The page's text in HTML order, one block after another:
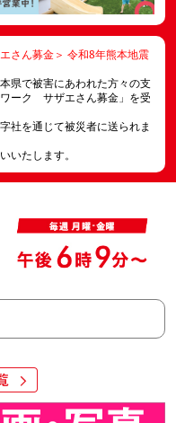
さん募金＞ 令和8年熊本地震
県で被害にあわれた方々の支
ーク サザエさん募金」を受
社を通じて被災者に送られま
いたします。